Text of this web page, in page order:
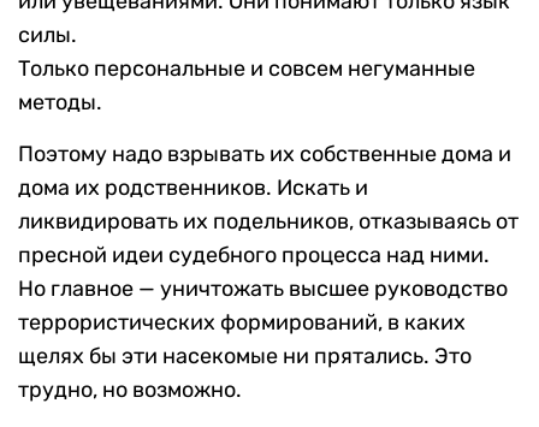
силы.
Только персональные и совсем негуманные
методы.
Поэтому надо взрывать их собственные дома и
дома их родственников. Искать и
ликвидировать их подельников, отказываясь от
пресной идеи судебного процесса над ними.
Но главное — уничтожать высшее руководство
террористических формирований, в каких
щелях бы эти насекомые ни прятались. Это
трудно, но возможно.